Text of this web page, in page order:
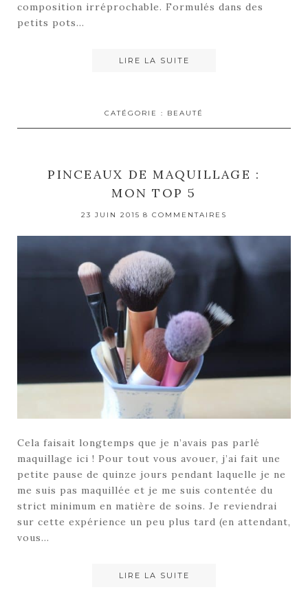
composition irréprochable. Formulés dans des
petits pots…
LIRE LA SUITE
CATÉGORIE : BEAUTÉ
PINCEAUX DE MAQUILLAGE :
MON TOP 5
23 JUIN 2015 8 COMMENTAIRES
Cela faisait longtemps que je n’avais pas parlé
maquillage ici ! Pour tout vous avouer, j’ai fait une
petite pause de quinze jours pendant laquelle je ne
me suis pas maquillée et je me suis contentée du
strict minimum en matière de soins. Je reviendrai
sur cette expérience un peu plus tard (en attendant,
vous…
LIRE LA SUITE